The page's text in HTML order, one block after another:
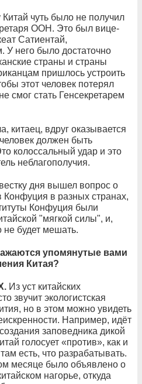
чуть было не получил
ООН. Это был вице-
Сатиентай,
него было достаточно
страны и страны
пришлось устроить
этот человек потерял
смог стать Генсекретарем
китаец, вдруг оказывается
должен быть
колоссальный удар и это
неблагополучия.
дня вышел вопрос о
Конфуция в разных странах,
Конфуция были
"мягкой силы", и,
не будет мешать.
упомянутые вами
Китая?
Из уст китайских
звучит экологистская
но в этом можно увидеть
Например, идёт
заповедника дикой
голосует «против», как и
есть, что разрабатывать.
месяце было объявлено о
нагорье, откуда